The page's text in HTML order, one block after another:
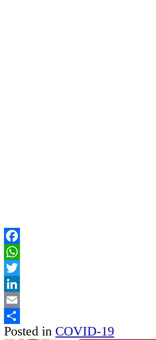
Facebook
WhatsApp
Twitter
LinkedIn
Email
Share
Posted in COVID-19